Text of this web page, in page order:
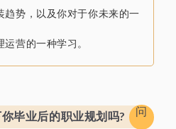
势， 以及你对于你未来的一
营的一种学习。
毕业后的职业规划吗? 问